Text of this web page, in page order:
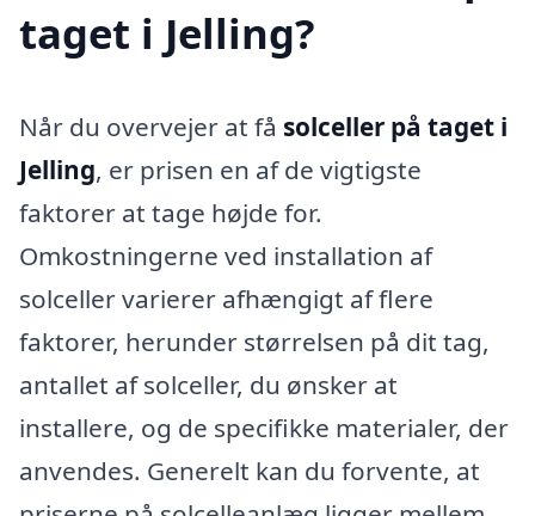
taget i Jelling?
Når du overvejer at få solceller på taget i
Jelling, er prisen en af de vigtigste
faktorer at tage højde for.
Omkostningerne ved installation af
solceller varierer afhængigt af flere
faktorer, herunder størrelsen på dit tag,
antallet af solceller, du ønsker at
installere, og de specifikke materialer, der
anvendes. Generelt kan du forvente, at